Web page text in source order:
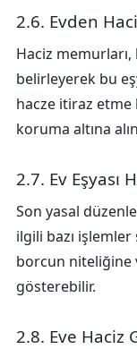
2.6. Evden
Haciz
belirleyerek bu
hacze itiraz etme
koruma altına
2.7. Ev Eşyası
Son yasal
ilgili bazı işlemler
borcun niteliğine
gösterebilir.
2.8. Eve Haciz